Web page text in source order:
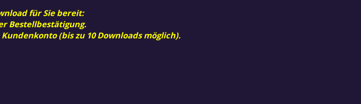
für Sie bereit:
Bestellbestätigung.
(bis zu 10 Downloads möglich).